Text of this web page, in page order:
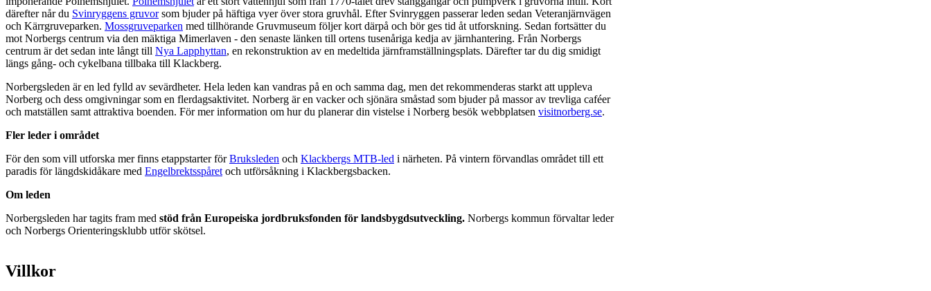
därefter når du Svinryggens gruvorsom bjuder på häftiga vyer över stora gruvhål. Efter Svinryggen passerar leden sedan Veteranjärnvägen
och Kärrgruveparken. Mossgruveparken med tillhörande Gruvmuseum följer kort därpå och bör ges tid åt utforskning. Sedan fortsätter du
mot Norbergs centrum via den mäktiga Mimerlaven - den senaste länken till ortens tusenåriga kedja av järnhantering. Från Norbergs
centrum är det sedan inte långt till Nya Lapphyttan, en rekonstruktion av en medeltida järnframställningsplats. Därefter tar du dig smidigt
längs gång- och cykelbana tillbaka till Klackberg.
Norbergsleden är en led fylld av sevärdheter. Hela leden kan vandras på en och samma dag, men det rekommenderas starkt att uppleva
Norberg och dess omgivningar som en flerdagsaktivitet. Norberg är en vacker och sjönära småstad som bjuder på massor av trevliga caféer
och matställen samt attraktiva boenden. För mer information om hur du planerar din vistelse i Norberg besök webbplatsen visitnorberg.se.
Fler leder i området
För den som vill utforska mer finns etappstarter förBruksleden och Klackbergs MTB-led i närheten. På vintern förvandlas området till ett
paradis för längdskidåkare med Engelbrektsspåret och utförsåkning i Klackbergsbacken.
Om leden
Norbergsleden har tagits fram med stöd från Europeiska jordbruksfonden för landsbygdsutveckling. Norbergs kommun förvaltar leder
och Norbergs Orienteringsklubb utför skötsel.
Villkor